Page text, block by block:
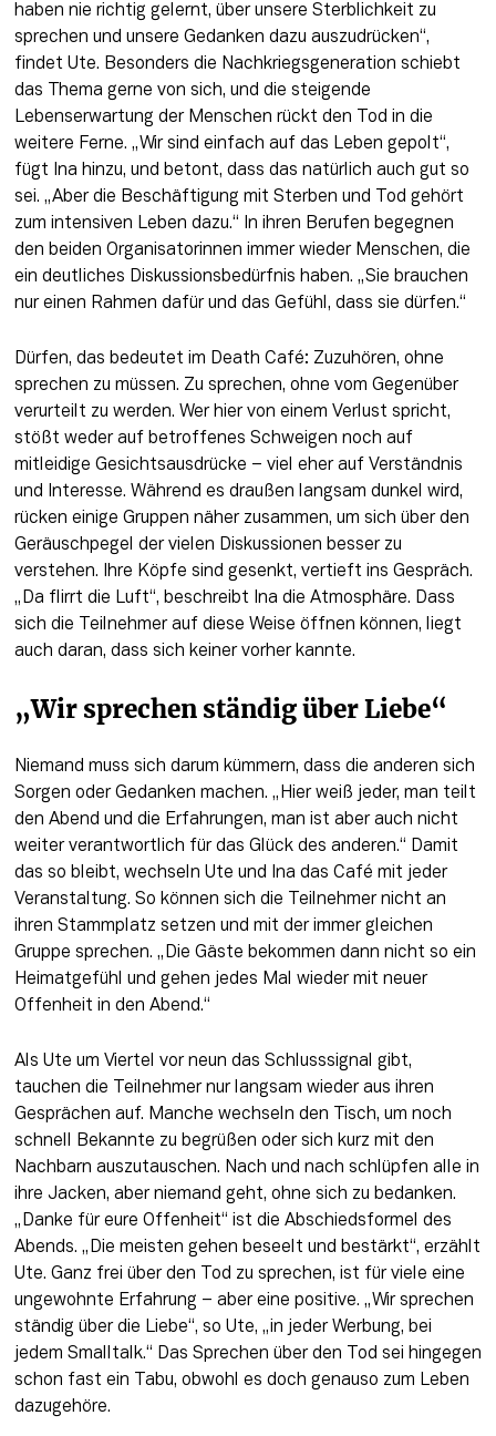
haben nie richtig gelernt, über unsere Sterblichkeit zu
sprechen und unsere Gedanken dazu auszudrücken“,
findet Ute. Besonders die Nachkriegsgeneration schiebt
das Thema gerne von sich, und die steigende
Lebenserwartung der Menschen rückt den Tod in die
weitere Ferne. „Wir sind einfach auf das Leben gepolt“,
fügt Ina hinzu, und betont, dass das natürlich auch gut so
sei. „Aber die Beschäftigung mit Sterben und Tod gehört
zum intensiven Leben dazu.“ In ihren Berufen begegnen
den beiden Organisatorinnen immer wieder Menschen, die
ein deutliches Diskussionsbedürfnis haben. „Sie brauchen
nur einen Rahmen dafür und das Gefühl, dass sie dürfen.“
Dürfen, das bedeutet im Death Café: Zuzuhören, ohne
sprechen zu müssen. Zu sprechen, ohne vom Gegenüber
verurteilt zu werden. Wer hier von einem Verlust spricht,
stößt weder auf betroffenes Schweigen noch auf
mitleidige Gesichtsausdrücke – viel eher auf Verständnis
und Interesse. Während es draußen langsam dunkel wird,
rücken einige Gruppen näher zusammen, um sich über den
Geräuschpegel der vielen Diskussionen besser zu
verstehen. Ihre Köpfe sind gesenkt, vertieft ins Gespräch.
„Da flirrt die Luft“, beschreibt Ina die Atmosphäre. Dass
sich die Teilnehmer auf diese Weise öffnen können, liegt
auch daran, dass sich keiner vorher kannte.
„Wir sprechen ständig über Liebe“
Niemand muss sich darum kümmern, dass die anderen sich
Sorgen oder Gedanken machen. „Hier weiß jeder, man teilt
den Abend und die Erfahrungen, man ist aber auch nicht
weiter verantwortlich für das Glück des anderen.“ Damit
das so bleibt, wechseln Ute und Ina das Café mit jeder
Veranstaltung. So können sich die Teilnehmer nicht an
ihren Stammplatz setzen und mit der immer gleichen
Gruppe sprechen. „Die Gäste bekommen dann nicht so ein
Heimatgefühl und gehen jedes Mal wieder mit neuer
Offenheit in den Abend.“
Als Ute um Viertel vor neun das Schlusssignal gibt,
tauchen die Teilnehmer nur langsam wieder aus ihren
Gesprächen auf. Manche wechseln den Tisch, um noch
schnell Bekannte zu begrüßen oder sich kurz mit den
Nachbarn auszutauschen. Nach und nach schlüpfen alle in
ihre Jacken, aber niemand geht, ohne sich zu bedanken.
„Danke für eure Offenheit“ ist die Abschiedsformel des
Abends. „Die meisten gehen beseelt und bestärkt“, erzählt
Ute. Ganz frei über den Tod zu sprechen, ist für viele eine
ungewohnte Erfahrung – aber eine positive. „Wir sprechen
ständig über die Liebe“, so Ute, „in jeder Werbung, bei
jedem Smalltalk.“ Das Sprechen über den Tod sei hingegen
schon fast ein Tabu, obwohl es doch genauso zum Leben
dazugehöre.